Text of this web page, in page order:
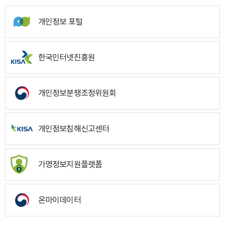
개인정보 포털
한국인터넷진흥원
개인정보분쟁조정위원회
개인정보침해신고센터
가명정보지원플랫폼
온마이데이터